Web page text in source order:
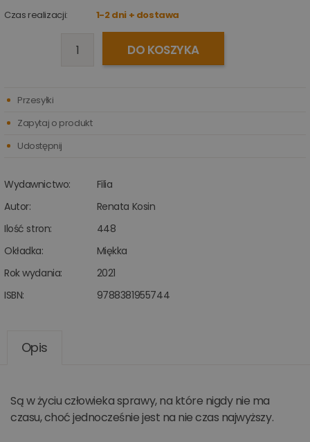
Czas realizacji:
1-2 dni + dostawa
DO KOSZYKA
Wydawnictwo:
Filia
Autor:
Renata Kosin
Ilość stron:
448
Okładka:
Miękka
Rok wydania:
2021
ISBN:
9788381955744
Przesyłki
Zapytaj o produkt
Udostępnij
Opis
Są w życiu człowieka sprawy, na które nigdy nie ma
czasu, choć jednocześnie jest na nie czas najwyższy.